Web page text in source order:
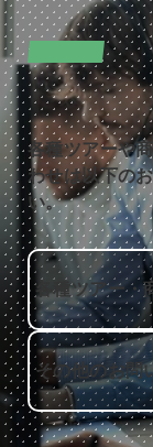
お問い合わせ
各種ツアーや
わせは以下の
い。
各種ツアー・
その他のお問